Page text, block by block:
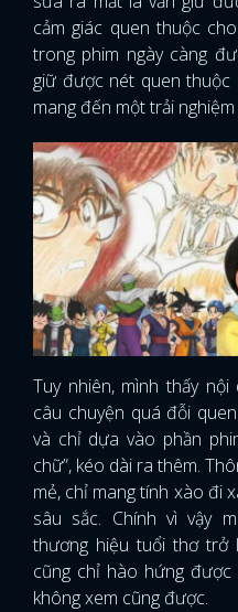
cảm giác quen thuộc
trong phim ngày càng
giữ được nét quen
mang đến một trải
Tuy nhiên, mình thấy
câu chuyện quá đỗi
và chỉ dựa vào phần
chữ”, kéo dài ra thêm.
mẻ, chỉ mang tính xào đi
sâu sắc. Chính vì vậy
thương hiệu tuổi thơ trở
cũng chỉ hào hứng
không xem cũng được.